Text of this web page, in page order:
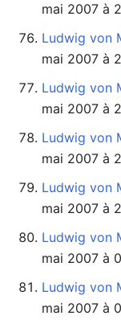
mai 2007 à
Ludwig von
mai 2007 à
Ludwig von
mai 2007 à
Ludwig von
mai 2007 à
Ludwig von
mai 2007 à
Ludwig von
mai 2007 à
Ludwig von
mai 2007 à